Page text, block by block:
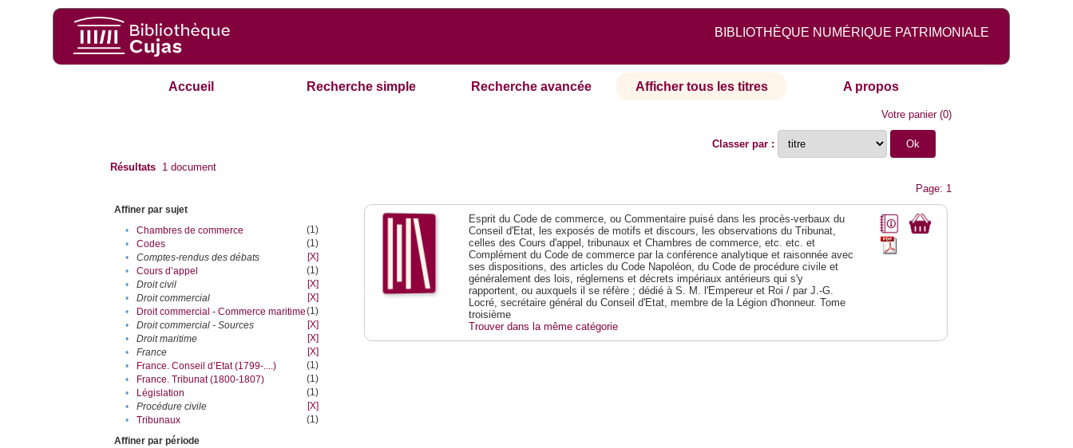
BIBLIOTHÈQUE NUMÉRIQUE PATRIMONIALE
Accueil Recherche simple Recherche avancée Afficher tous les titres A propos
Votre panier(0)
Classer par :
Résultats 1 document
Page: 1
Affiner par sujet
•
Chambres de commerce
(1)
•
Codes
(1)
•
Comptes-rendus des débats
[X]
•
Cours d’appel
(1)
•
Droit civil
[X]
•
Droit commercial
[X]
•
Droit commercial - Commerce maritime(1)
•
Droit commercial - Sources
[X]
•
Droit maritime
[X]
•
France
[X]
•
France. Conseil d’Etat (1799-....)
(1)
•
France. Tribunat (1800-1807)
(1)
•
Législation
(1)
•
Procédure civile
[X]
•
Tribunaux
(1)
Affiner par période
Esprit du Code de commerce, ou Commentaire puisé dans les procès-verbaux du
Conseil d'Etat, les exposés de motifs et discours, les observations du Tribunat,
celles des Cours d'appel, tribunaux et Chambres de commerce, etc. etc. et
Complément du Code de commerce par la conférence analytique et raisonnée avec
ses dispositions, des articles du Code Napoléon, du Code de procédure civile et
généralement des lois, réglemens et décrets impériaux antérieurs qui s'y
rapportent, ou auxquels il se réfère ; dédié à S. M. l'Empereur et Roi / par J.-G.
Locré, secrétaire général du Conseil d'Etat, membre de la Légion d'honneur. Tome
troisième
Trouver dans la même catégorie